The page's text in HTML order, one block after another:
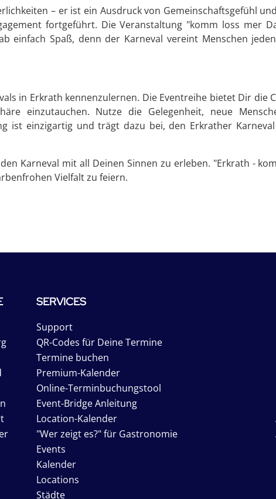
– er ist ein Ausdruck von Gemeinschaftsgefühl
fortgeführt. Die Veranstaltung "komm loss mer
einfach Spaß, denn der Karneval vereint Menschen
in Erkrath kennenzulernen. Die Eventreihe bietet Dir die
einzutauchen. Nutze die Gelegenheit, neue
ist einzigartig und trägt dazu bei, den Erkrather
Karneval mit all Deinen Sinnen zu erleben. "Erkrath -
Vielfalt zu feiern.
SERVICES
Support
QR-Codes für Deine Termine
Termine buchen
Premium-Kalender
Online-Terminbuchungstool
Event-Bridge Anleitung
Location-Kalender
"Wer zeigt es?" für Gastronomie
Events
Kalender
Locations
Städte